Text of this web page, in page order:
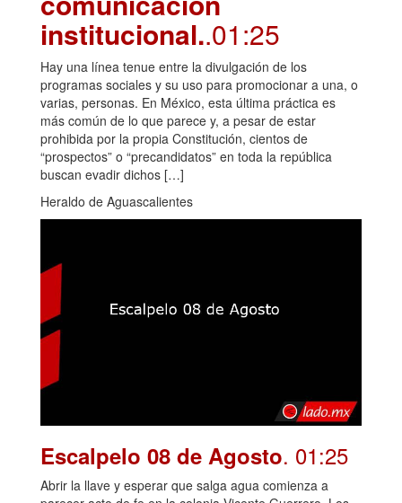
institucional..01:25
Hay una línea tenue entre la divulgación de los
programas sociales y su uso para promocionar a una, o
varias, personas. En México, esta última práctica es
más común de lo que parece y, a pesar de estar
prohibida por la propia Constitución, cientos de
“prospectos” o “precandidatos” en toda la república
buscan evadir dichos […]
Heraldo de Aguascalientes
Escalpelo 08 de Agosto. 01:25
Abrir la llave y esperar que salga agua comienza a